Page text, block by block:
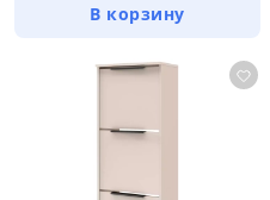
В корзину